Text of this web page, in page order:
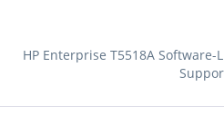
HP Enterprise T5518A